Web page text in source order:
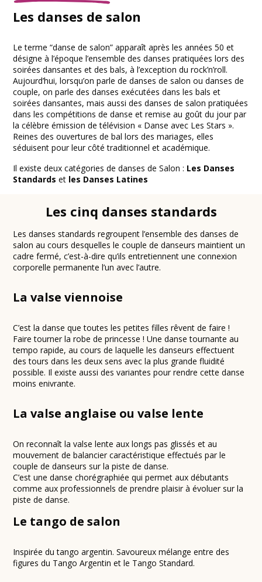
Les danses de salon
Le terme “danse de salon” apparaît après les années 50 et
désigne à l’époque l’ensemble des danses pratiquées lors des
soirées dansantes et des bals, à l’exception du rock’n’roll.
Aujourd’hui, lorsqu’on parle de danses de salon ou danses de
couple, on parle des danses exécutées dans les bals et
soirées dansantes, mais aussi des danses de salon pratiquées
dans les compétitions de danse et remise au goût du jour par
la célèbre émission de télévision « Danse avec Les Stars ».
Reines des ouvertures de bal lors des mariages, elles
séduisent pour leur côté traditionnel et académique.
Il existe deux catégories de danses de Salon : Les Danses
Standards et les Danses Latines
Les cinq danses standards
Les danses standards regroupent l’ensemble des danses de
salon au cours desquelles le couple de danseurs maintient un
cadre fermé, c’est-à-dire qu’ils entretiennent une connexion
corporelle permanente l’un avec l’autre.
La valse viennoise
C’est la danse que toutes les petites filles rêvent de faire !
Faire tourner la robe de princesse ! Une danse tournante au
tempo rapide, au cours de laquelle les danseurs effectuent
des tours dans les deux sens avec la plus grande fluidité
possible. Il existe aussi des variantes pour rendre cette danse
moins enivrante.
La valse anglaise ou valse lente
On reconnaît la valse lente aux longs pas glissés et au
mouvement de balancier caractéristique effectués par le
couple de danseurs sur la piste de danse.
C’est une danse chorégraphiée qui permet aux débutants
comme aux professionnels de prendre plaisir à évoluer sur la
piste de danse.
Le tango de salon
Inspirée du tango argentin. Savoureux mélange entre des
figures du Tango Argentin et le Tango Standard.